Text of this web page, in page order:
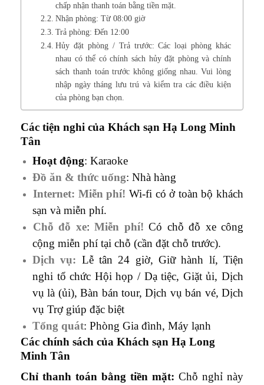
chấp nhận thanh toán bằng tiền mặt.
Nhận phòng: Từ 08:00 giờ
Trả phòng: Đến 12:00
Hủy đặt phòng / Trả trước: Các loại phòng khác
nhau có thể có chính sách hủy đặt phòng và chính
sách thanh toán trước không giống nhau. Vui lòng
nhập ngày tháng lưu trú và kiểm tra các điều kiện
của phòng bạn chọn.
Các tiện nghi của Khách sạn Hạ Long Minh
Tân
Hoạt động: Karaoke
Đồ ăn & thức uống: Nhà hàng
Internet: Miễn phí! Wi-fi có ở toàn bộ khách
sạn và miễn phí.
Chỗ đỗ xe:Miễn phí! Có chỗ đỗ xe công
cộng miễn phí tại chỗ (cần đặt chỗ trước).
Dịch vụ: Lễ tân 24 giờ, Giữ hành lí, Tiện
nghi tổ chức Hội họp / Dạ tiệc, Giặt ủi, Dịch
vụ là (ủi), Bàn bán tour, Dịch vụ bán vé, Dịch
vụ Trợ giúp đặc biệt
Tổng quát: Phòng Gia đình, Máy lạnh
Các chính sách của Khách sạn Hạ Long
Minh Tân
Chỉ thanh toán bằng tiền mặt: Chỗ nghỉ này